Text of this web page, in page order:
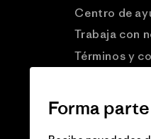
Centro de
Trabaja con
Términos y
Comunidad
Forma